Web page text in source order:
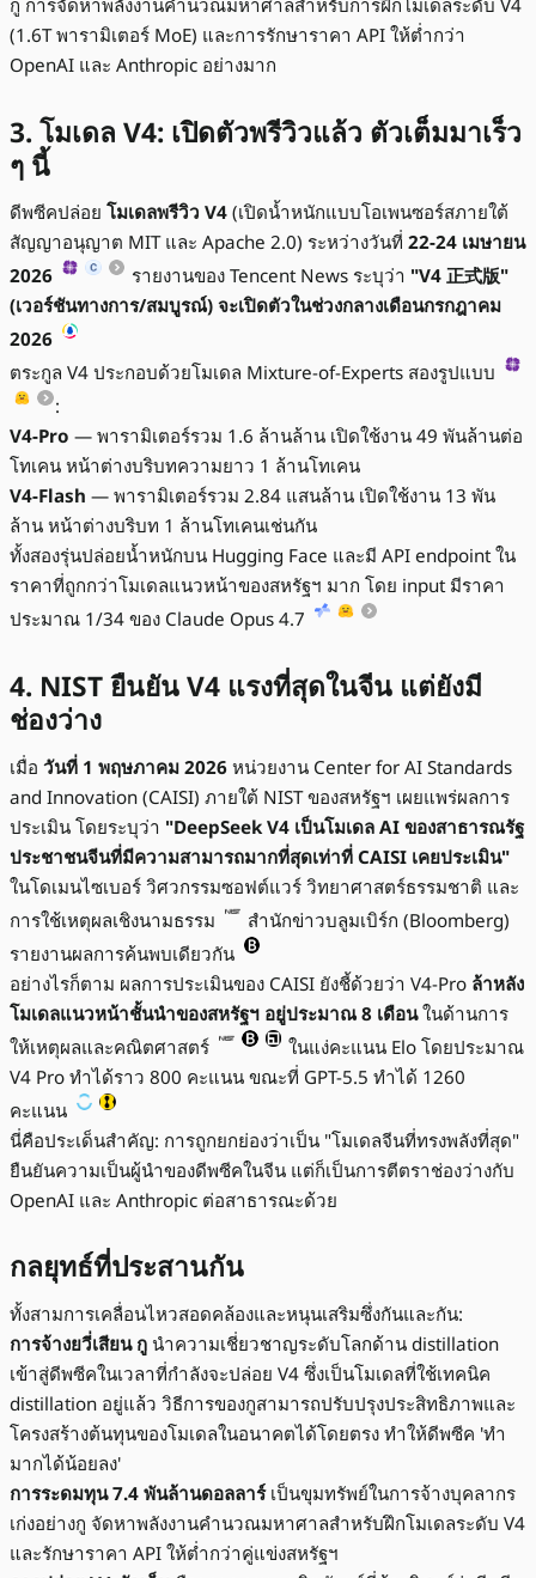
กู การจัดหาพลังงานคำนวณมหาศาลสำหรับการฝึกโมเดลระดับ V4
(1.6T พารามิเตอร์ MoE) และการรักษาราคา API ให้ต่ำกว่า
OpenAI และ Anthropic อย่างมาก
3. โมเดล V4: เปิดตัวพรีวิวแล้ว ตัวเต็มมาเร็ว
ๆ นี้
ดีพซีคปล่อย โมเดลพรีวิว V4 (เปิดน้ำหนักแบบโอเพนซอร์สภายใต้
สัญญาอนุญาต MIT และ Apache 2.0) ระหว่างวันที่ 22-24 เมษายน
2026
รายงานของ Tencent News ระบุว่า "V4 正式版"
(เวอร์ชันทางการ/สมบูรณ์) จะเปิดตัวในช่วงกลางเดือนกรกฎาคม
2026
ตระกูล V4 ประกอบด้วยโมเดล Mixture-of-Experts สองรูปแบบ
:
V4-Pro — พารามิเตอร์รวม 1.6 ล้านล้าน เปิดใช้งาน 49 พันล้านต่อ
โทเคน หน้าต่างบริบทความยาว 1 ล้านโทเคน
V4-Flash — พารามิเตอร์รวม 2.84 แสนล้าน เปิดใช้งาน 13 พัน
ล้าน หน้าต่างบริบท 1 ล้านโทเคนเช่นกัน
ทั้งสองรุ่นปล่อยน้ำหนักบน Hugging Face และมี API endpoint ใน
ราคาที่ถูกกว่าโมเดลแนวหน้าของสหรัฐฯ มาก โดย input มีราคา
ประมาณ 1/34 ของ Claude Opus 4.7
4. NIST ยืนยัน V4 แรงที่สุดในจีน แต่ยังมี
ช่องว่าง
เมื่อ วันที่ 1 พฤษภาคม 2026 หน่วยงาน Center for AI Standards
and Innovation (CAISI) ภายใต้ NIST ของสหรัฐฯ เผยแพร่ผลการ
ประเมิน โดยระบุว่า "DeepSeek V4 เป็นโมเดล AI ของสาธารณรัฐ
ประชาชนจีนที่มีความสามารถมากที่สุดเท่าที่ CAISI เคยประเมิน"
ในโดเมนไซเบอร์ วิศวกรรมซอฟต์แวร์ วิทยาศาสตร์ธรรมชาติ และ
การใช้เหตุผลเชิงนามธรรม
สำนักข่าวบลูมเบิร์ก (Bloomberg)
รายงานผลการค้นพบเดียวกัน
อย่างไรก็ตาม ผลการประเมินของ CAISI ยังชี้ด้วยว่า V4-Pro ล้าหลัง
โมเดลแนวหน้าชั้นนำของสหรัฐฯ อยู่ประมาณ 8 เดือนในด้านการ
ให้เหตุผลและคณิตศาสตร์
ในแง่คะแนน Elo โดยประมาณ
V4 Pro ทำได้ราว 800 คะแนน ขณะที่ GPT-5.5 ทำได้ 1260
คะแนน
นี่คือประเด็นสำคัญ: การถูกยกย่องว่าเป็น "โมเดลจีนที่ทรงพลังที่สุด"
ยืนยันความเป็นผู้นำของดีพซีคในจีน แต่ก็เป็นการตีตราช่องว่างกับ
OpenAI และ Anthropic ต่อสาธารณะด้วย
กลยุทธ์ที่ประสานกัน
ทั้งสามการเคลื่อนไหวสอดคล้องและหนุนเสริมซึ่งกันและกัน:
การจ้างยวี่เสียน กู นำความเชี่ยวชาญระดับโลกด้าน distillation
เข้าสู่ดีพซีคในเวลาที่กำลังจะปล่อย V4 ซึ่งเป็นโมเดลที่ใช้เทคนิค
distillation อยู่แล้ว วิธีการของกูสามารถปรับปรุงประสิทธิภาพและ
โครงสร้างต้นทุนของโมเดลในอนาคตได้โดยตรง ทำให้ดีพซีค 'ทำ
มากได้น้อยลง'
การระดมทุน 7.4 พันล้านดอลลาร์เป็นขุมทรัพย์ในการจ้างบุคลากร
เก่งอย่างกู จัดหาพลังงานคำนวณมหาศาลสำหรับฝึกโมเดลระดับ V4
และรักษาราคา API ให้ต่ำกว่าคู่แข่งสหรัฐฯ